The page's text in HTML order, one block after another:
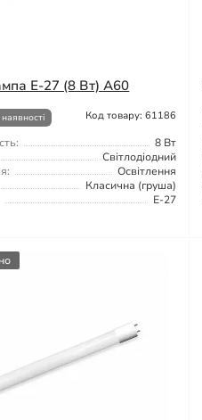
E-27 (8 Вт) A60
Код товару: 61186
8 Вт
Світлодіодний
Освітлення
Класична (груша)
Е-27